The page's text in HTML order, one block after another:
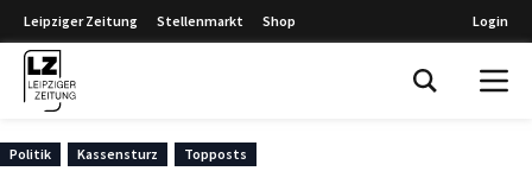
Leipziger Zeitung Stellenmarkt Shop Login
Politik Kassensturz Topposts